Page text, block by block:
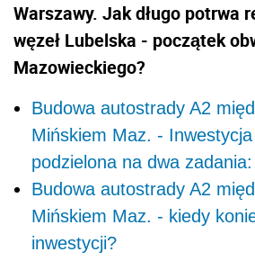
Warszawy. Jak długo potrwa
węzeł Lubelska - początek
Mazowieckiego?
Budowa autostrady A2
Mińskiem Maz. - Inwestycja
podzielona na dwa zadania:
Budowa autostrady A2
Mińskiem Maz. - kiedy
inwestycji?